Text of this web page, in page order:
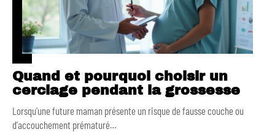
Quand et pourquoi choisir un
cerclage pendant la grossesse
Lorsqu'une future maman présente un risque de fausse couche ou
d'accouchement prématuré…